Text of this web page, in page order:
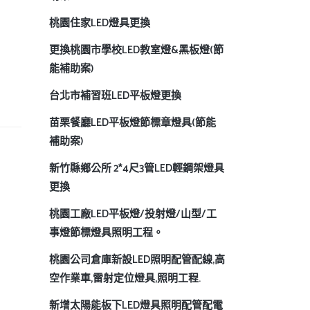
桃園住家LED燈具更換
更換桃園市學校LED教室燈&黑板燈(節
能補助案)
台北市補習班LED平板燈更換
苗栗餐廳LED平板燈節標章燈具(節能
補助案)
新竹縣鄉公所 2*4尺3管LED輕鋼架燈具
更換
桃園工廠LED平板燈/投射燈/山型/工
事燈節標燈具照明工程。
桃園公司倉庫新設LED照明配管配線,高
空作業車,雷射定位燈具,照明工程.
新增太陽能板下LED燈具照明配管配電